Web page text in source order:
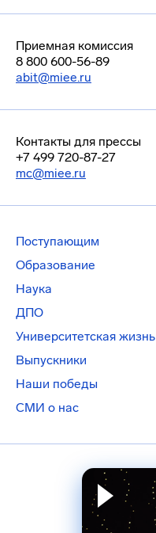
Приемная комиссия
8 800 600-56-89
abit@miee.ru
Контакты для прессы
+7 499 720-87-27
mc@miee.ru
Поступающим
Образование
Наука
ДПО
Университетская жизнь
Выпускники
Наши победы
СМИ о нас